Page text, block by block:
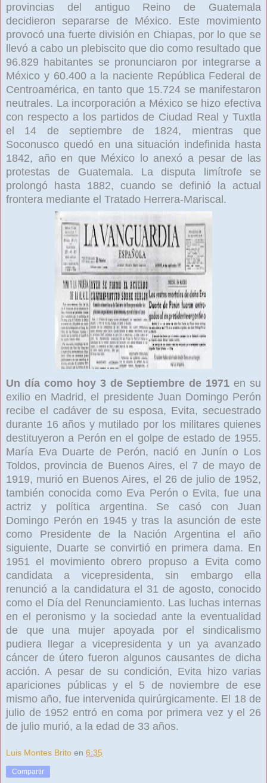
provincias del antiguo Reino de Guatemala
decidieron separarse de México. Este movimiento
provocó una fuerte división en Chiapas, por lo que se
llevó a cabo un plebiscito que dio como resultado que
96.829 habitantes se pronunciaron por integrarse a
México y 60.400 a la naciente República Federal de
Centroamérica, en tanto que 15.724 se manifestaron
neutrales. La incorporación a México se hizo efectiva
con respecto a los partidos de Ciudad Real y Tuxtla
el 14 de septiembre de 1824, mientras que
Soconusco quedó en una situación indefinida hasta
1842, año en que México lo anexó a pesar de las
protestas de Guatemala. La disputa limítrofe se
prolongó hasta 1882, cuando se definió la actual
frontera mediante el Tratado Herrera-Mariscal.
Un día como hoy 3 de Septiembre de 1971 en su
exilio en Madrid, el presidente Juan Domingo Perón
recibe el cadáver de su esposa, Evita, secuestrado
durante 16 años y mutilado por los militares quienes
destituyeron a Perón en el golpe de estado de 1955.
María Eva Duarte de Perón, nació en Junín o Los
Toldos, provincia de Buenos Aires, el 7 de mayo de
1919, murió en Buenos Aires, el 26 de julio de 1952,
también conocida como Eva Perón o Evita, fue una
actriz y política argentina. Se casó con Juan
Domingo Perón en 1945 y tras la asunción de este
como Presidente de la Nación Argentina el año
siguiente, Duarte se convirtió en primera dama. En
1951 el movimiento obrero propuso a Evita como
candidata a vicepresidenta, sin embargo ella
renunció a la candidatura el 31 de agosto, conocido
como el Día del Renunciamiento. Las luchas internas
en el peronismo y la sociedad ante la eventualidad
de que una mujer apoyada por el sindicalismo
pudiera llegar a vicepresidenta y un ya avanzado
cáncer de útero fueron algunos causantes de dicha
acción. A pesar de su condición, Evita hizo varias
apariciones públicas y el 5 de noviembre de ese
mismo año, fue intervenida quirúrgicamente. El 18 de
julio de 1952 entró en coma por primera vez y el 26
de julio murió, a la edad de 33 años.
Luis Montes Brito en 6:35
Compartir